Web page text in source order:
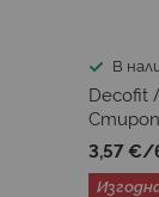
В
Decofit
3,57 €/